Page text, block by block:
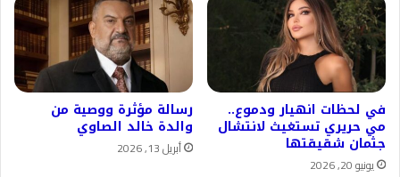
في لحظات انهيار ودموع..
مي حريري تستغيث لانتشال
جثمان شقيقتها
يونيو 20, 2026
رسالة مؤثرة ووصية من
والدة خالد الصاوي
أبريل 13, 2026